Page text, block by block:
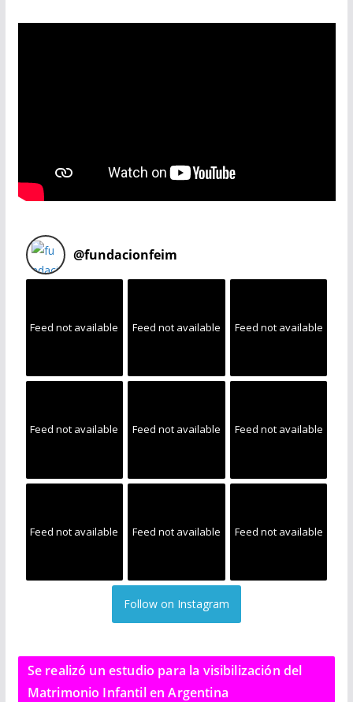
@fundacionfeim
Feed not available Feed not available Feed not available
Feed not available Feed not available Feed not available
Feed not available Feed not available Feed not available
Follow on Instagram
Se realizó un estudio para la visibilización del
Matrimonio Infantil en Argentina